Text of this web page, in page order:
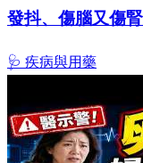
發抖、傷腦又傷
🩺 疾病與用藥